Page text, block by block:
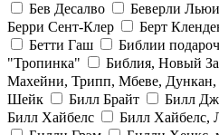
Бев Десалво
Беверли
Берри Сент-Клер
Берт
Бетти Гаш
Библии
"Тропинка"
Библия, Новый
Махейни, Трипп, Мбеве, Дункан,
Шейк
Билл Брайт Билл
Билл Хайбелс
Билл Хайбелс,